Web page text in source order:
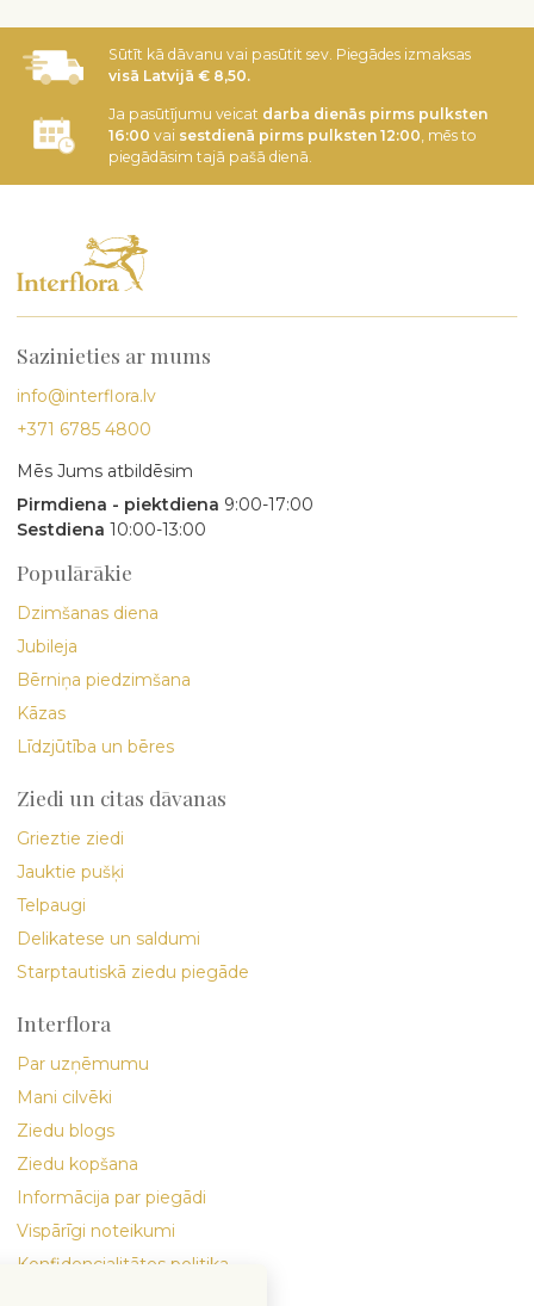
Sūtīt kā dāvanu vai pasūtit sev. Piegādes izmaksas
visā Latvijā € 8,50.
Ja pasūtījumu veicat darba dienās pirms pulksten
16:00 vai sestdienā pirms pulksten 12:00 , mēs to
piegādāsim tajā pašā dienā.
Sazinieties ar mums
info@interflora.lv
+371 6785 4800
Mēs Jums atbildēsim
Pirmdiena - piektdiena 9:00-17:00
Sestdiena 10:00-13:00
Populārākie
Dzimšanas diena
Jubileja
Bērniņa piedzimšana
Kāzas
Līdzjūtība un bēres
Ziedi un citas dāvanas
Grieztie ziedi
Jauktie pušķi
Telpaugi
Delikatese un saldumi
Starptautiskā ziedu piegāde
Interflora
Par uzņēmumu
Mani cilvēki
Ziedu blogs
Ziedu kopšana
Informācija par piegādi
Vispārīgi noteikumi
Konfidencialitātes politika